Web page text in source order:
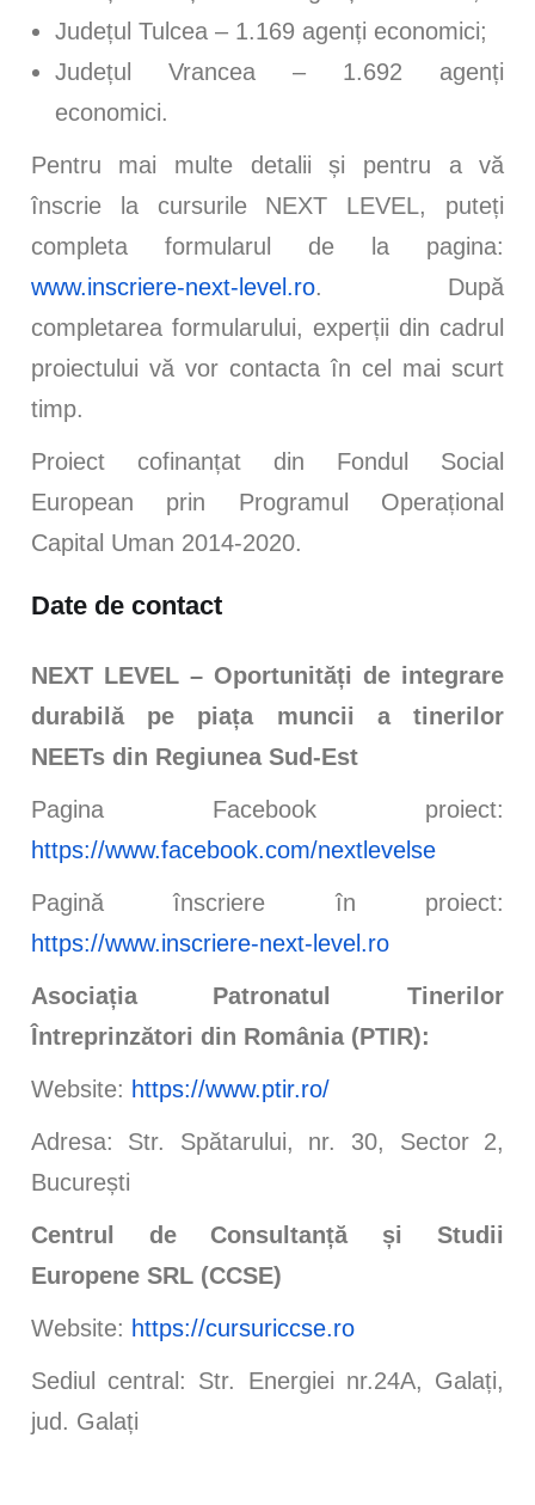
Județul Tulcea – 1.169 agenți economici;
Județul Vrancea – 1.692 agenți
economici.
Pentru mai multe detalii și pentru a vă
înscrie la cursurile NEXT LEVEL, puteți
completa formularul de la pagina:
www.inscriere-next-level.ro. După
completarea formularului, experții din cadrul
proiectului vă vor contacta în cel mai scurt
timp.
Proiect cofinanțat din Fondul Social
European prin Programul Operațional
Capital Uman 2014-2020.
Date de contact
NEXT LEVEL – Oportunități de integrare
durabilă pe piața muncii a tinerilor
NEETs din Regiunea Sud-Est
Pagina Facebook proiect:
https://www.facebook.com/nextlevelse
Pagină înscriere în proiect:
https://www.inscriere-next-level.ro
Asociația Patronatul Tinerilor
Întreprinzători din România (PTIR):
Website: https://www.ptir.ro/
Adresa: Str. Spătarului, nr. 30, Sector 2,
București
Centrul de Consultanță și Studii
Europene SRL (CCSE)
Website: https://cursuriccse.ro
Sediul central: Str. Energiei nr.24A, Galați,
jud. Galați